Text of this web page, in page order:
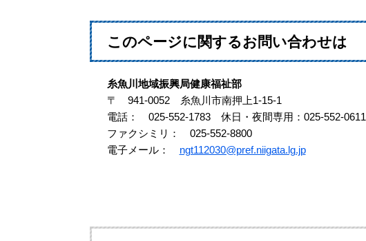
このページに関するお問い合わせは
糸魚川地域振興局健康福祉部
〒 941-0052 糸魚川市南押上1-15-1
電話： 025-552-1783 休日・夜間専用：025-552-0611
ファクシミリ： 025-552-8800
電子メール： ngt112030@pref.niigata.lg.jp